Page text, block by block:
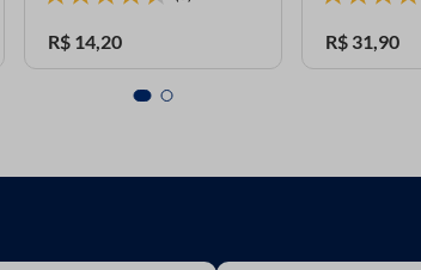
R$ 14,20 R$ 31,90